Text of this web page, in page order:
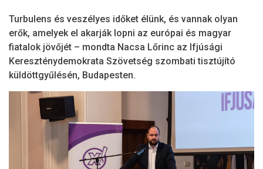
Turbulens és veszélyes időket élünk, és vannak olyan
erők, amelyek el akarják lopni az európai és magyar
fiatalok jövőjét – mondta Nacsa Lőrinc az Ifjúsági
Kereszténydemokrata Szövetség szombati tisztújító
küldöttgyűlésén, Budapesten.